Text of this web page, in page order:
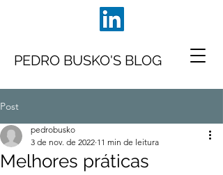
PEDRO BUSKO'S BLOG
Post
Melhores práticas
pedrobusko
3 de nov. de 2022 11 min de leitura